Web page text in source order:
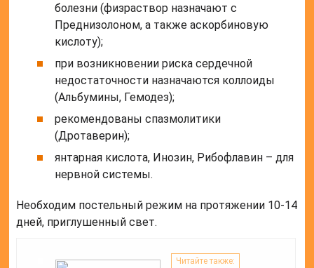
болезни (физраствор назначают с
Преднизолоном, а также аскорбиновую
кислоту);
при возникновении риска сердечной
недостаточности назначаются коллоиды
(Альбумины, Гемодез);
рекомендованы спазмолитики
(Дротаверин);
янтарная кислота, Инозин, Рибофлавин – для
нервной системы.
Необходим постельный режим на протяжении 10-14
дней, приглушенный свет.
Читайте также: